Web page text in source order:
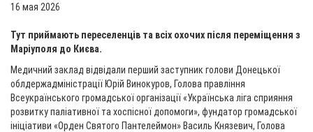
16 мая 2026
Тут приймають переселенців та всіх охочих після переміщення з
Маріуполя до Києва.
Медичний заклад відвідали перший заступник голови Донецької
облдержадміністрації Юрій Винокуров, Голова правління
Всеукраїнського громадської організації «Українська ліга сприяння
розвитку паліативної та хоспісної допомоги», фундатор громадської
ініціативи «Орден Святого Пантелеймон» Василь Князевич, Голова